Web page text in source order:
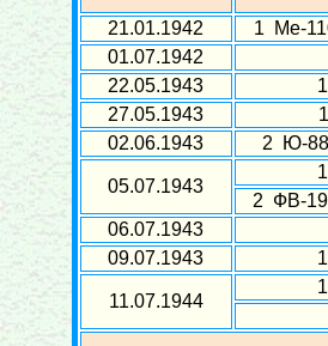
21.01.1942
1 Ме-
01.07.1942
22.05.1943
27.05.1943
02.06.1943
2 Ю-88
05.07.1943
2 ФВ-
06.07.1943
09.07.1943
11.07.1944